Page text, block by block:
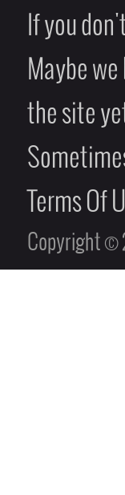
If you
Maybe
the site
Terms Of
Copyright ©